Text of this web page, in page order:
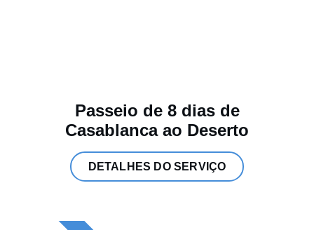
Passeio de 8 dias de
Casablanca ao Deserto
DETALHES DO SERVIÇO